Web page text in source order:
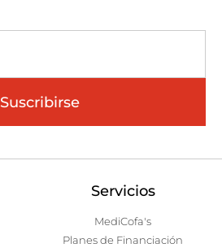
Suscribirse
Servicios
MediCofa's
Planes de Financiación